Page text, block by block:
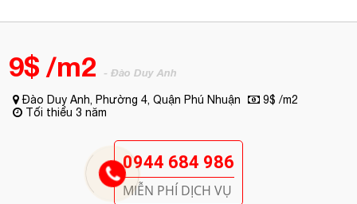
9$ /m2 - Đào Duy Anh
Đào Duy Anh, Phường 4, Quận Phú Nhuận
9$ /m2
Tối thiểu 3 năm
0944 684 986
MIỄN PHÍ DỊCH VỤ